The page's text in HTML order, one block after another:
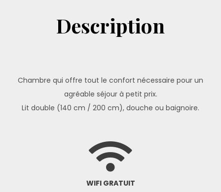
Description
Chambre qui offre tout le confort nécessaire pour un
agréable séjour à petit prix.
Lit double (140 cm / 200 cm), douche ou baignoire.
WIFI GRATUIT